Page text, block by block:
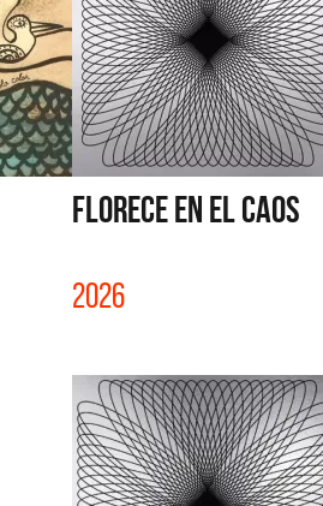
FLORECE EN EL CAOS
2026